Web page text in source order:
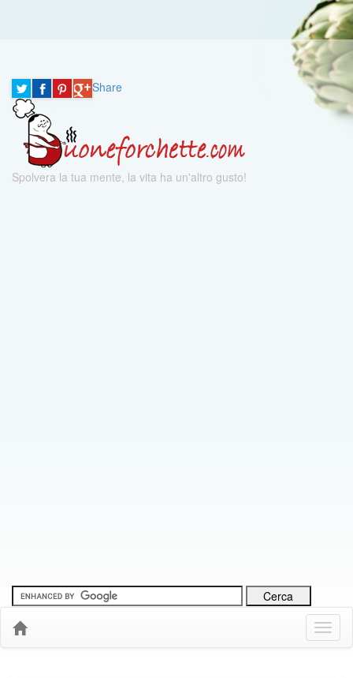
Share
Spolvera la tua mente, la vita ha un'altro gusto!
Menu
Down